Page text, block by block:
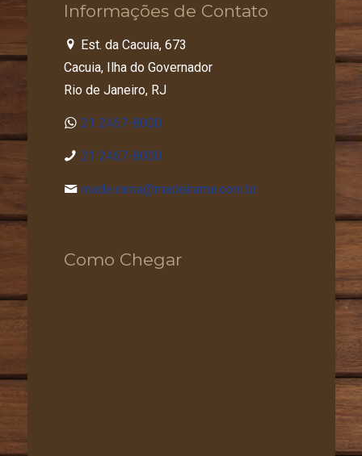
Informações de Contato
Est. da Cacuia, 673
Cacuia, Ilha do Governador
Rio de Janeiro, RJ
21 2467-8000
21 2467-8000
madeirama@madeirama.com.br
Como Chegar